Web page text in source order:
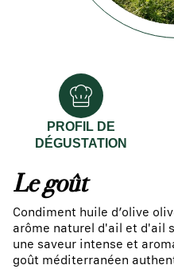
PROFIL DE
DÉGUSTATION
Le goût
Condiment huile d’olive
arôme naturel d'ail et d'ail
une saveur intense et
goût méditerranéen